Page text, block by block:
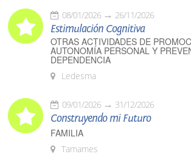
08/01/2026 26/11/2026
Estimulación Cognitiva
OTRAS ACTIVIDADES DE
AUTONOMÍA PERSONAL Y
DEPENDENCIA
Ledesma
09/01/2026 31/12/2026
Construyendo mi Futuro
FAMILIA
Tamames